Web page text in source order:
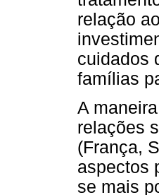
relação
cuidados
famílias
A
relações
(França,
aspectos
se mais